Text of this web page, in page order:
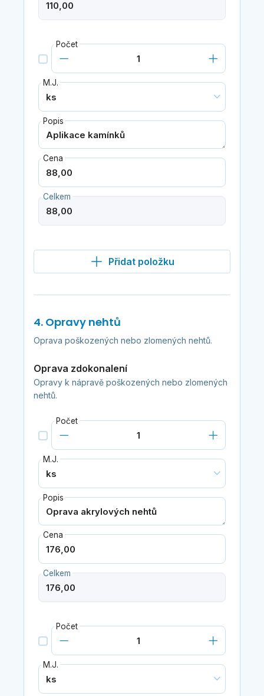
Počet
M.J.
Popis
Cena
Celkem
Přidat položku
4. Opravy nehtů
Oprava poškozených nebo zlomených nehtů.
Oprava zdokonalení
Opravy k nápravě poškozených nebo zlomených
nehtů.
Počet
M.J.
Popis
Cena
Celkem
Počet
M.J.